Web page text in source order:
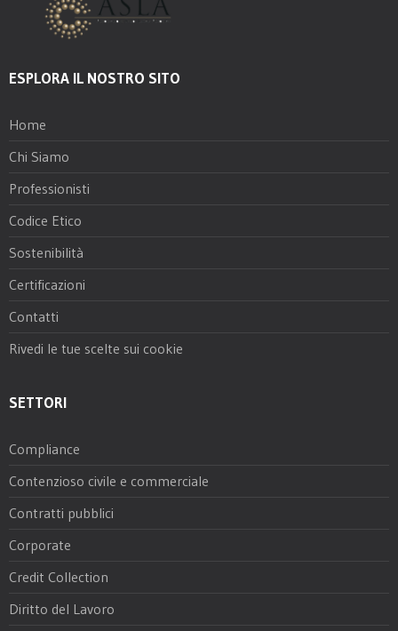
ESPLORA IL NOSTRO SITO
Home
Chi Siamo
Professionisti
Codice Etico
Sostenibilità
Certificazioni
Contatti
Rivedi le tue scelte sui cookie
SETTORI
Compliance
Contenzioso civile e commerciale
Contratti pubblici
Corporate
Credit Collection
Diritto del Lavoro